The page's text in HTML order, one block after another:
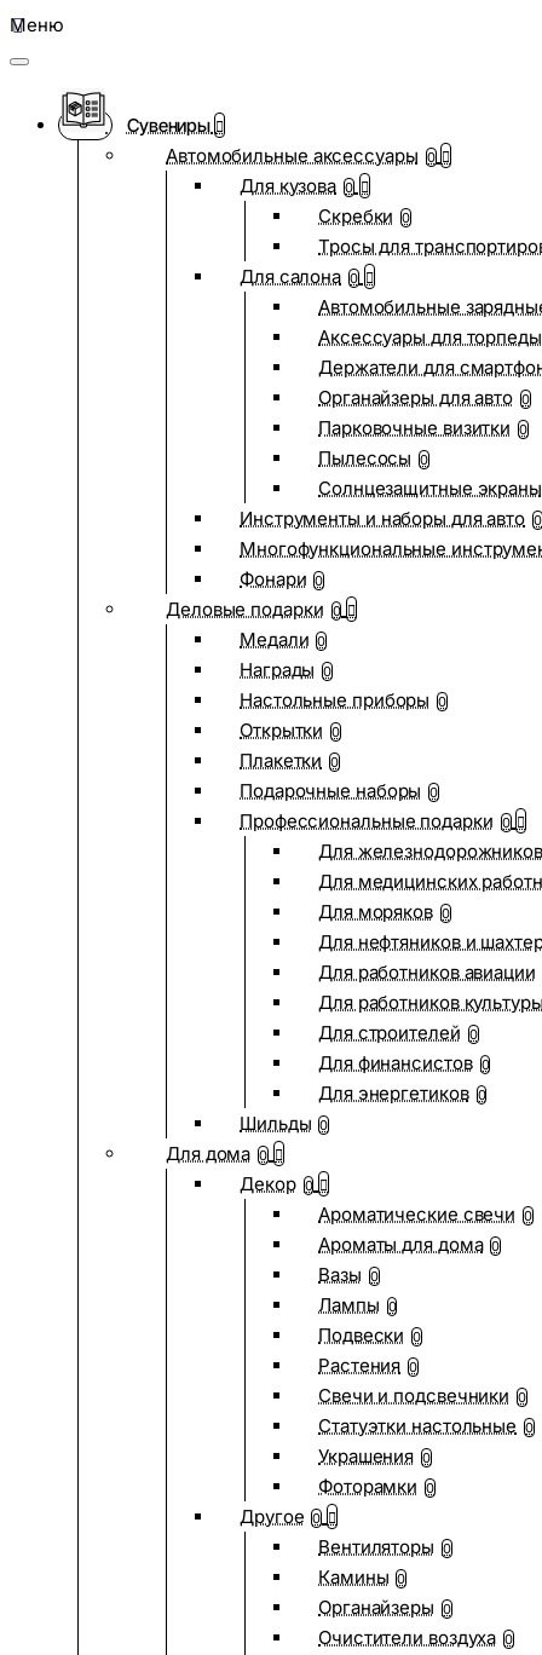
Меню
Сувениры
Автомобильные аксессуары 0
Для кузова 0
Скребки 0
Тросы для
Для салона 0
Автомобильные
Аксессуары для
Держатели для
Органайзеры для авто 0
Парковочные визитки 0
Пылесосы 0
Солнцезащитные экраны
Инструменты и наборы для авто 0
Многофункциональные
Фонари 0
Деловые подарки 0
Медали 0
Награды 0
Настольные приборы 0
Открытки 0
Плакетки 0
Подарочные наборы 0
Профессиональные подарки 0
Для железнодорожников
Для медицинских
Для моряков 0
Для нефтяников и
Для работников авиации
Для работников
Для строителей 0
Для финансистов 0
Для энергетиков 0
Шильды 0
Для дома 0
Декор 0
Ароматические свечи 0
Ароматы для дома 0
Вазы 0
Лампы 0
Подвески 0
Растения 0
Свечи и подсвечники 0
Статуэтки настольные 0
Украшения 0
Фоторамки 0
Другое 0
Вентиляторы 0
Камины 0
Органайзеры 0
Очистители воздуха 0